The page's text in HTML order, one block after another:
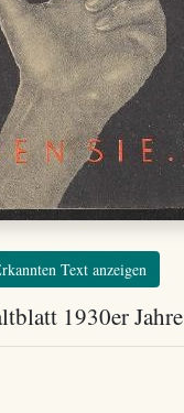
Text anzeigen
1930er Jahre